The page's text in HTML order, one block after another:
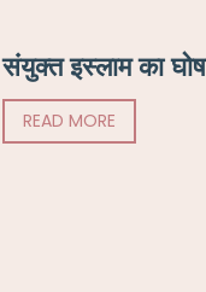
संयुक्त इस्लाम का
READ MORE